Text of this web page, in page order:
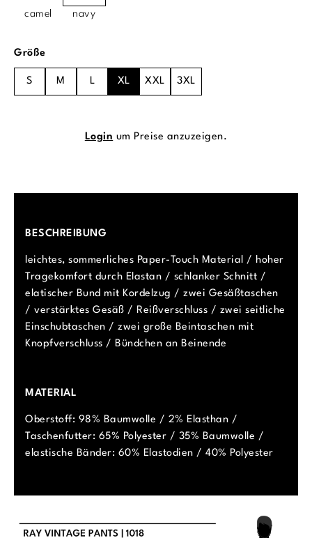
camel navy
Größeauswählen
S M L XL XXL 3XL
Login um Preise anzuzeigen.
BESCHREIBUNG
leichtes, sommerliches Paper-Touch Material / hoher
Tragekomfort durch Elastan / schlanker Schnitt /
elatischer Bund mit Kordelzug / zwei Gesäßtaschen
/ verstärktes Gesäß / Reißverschluss / zwei seitliche
Einschubtaschen / zwei große Beintaschen mit
Knopfverschluss / Bündchen an Beinende
MATERIAL
Oberstoff: 98% Baumwolle / 2% Elasthan /
Taschenfutter: 65% Polyester / 35% Baumwolle /
elastische Bänder: 60% Elastodien / 40% Polyester